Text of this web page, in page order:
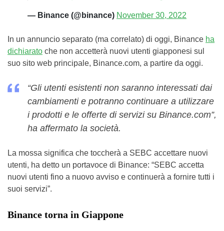
— Binance (@binance) November 30, 2022
In un annuncio separato (ma correlato) di oggi, Binance ha
dichiarato che non accetterà nuovi utenti giapponesi sul
suo sito web principale, Binance.com, a partire da oggi.
“Gli utenti esistenti non saranno interessati dai
cambiamenti e potranno continuare a utilizzare
i prodotti e le offerte di servizi su Binance.com”,
ha affermato la società.
La mossa significa che toccherà a SEBC accettare nuovi
utenti, ha detto un portavoce di Binance: “SEBC accetta
nuovi utenti fino a nuovo avviso e continuerà a fornire tutti i
suoi servizi”.
Binance torna in Giappone